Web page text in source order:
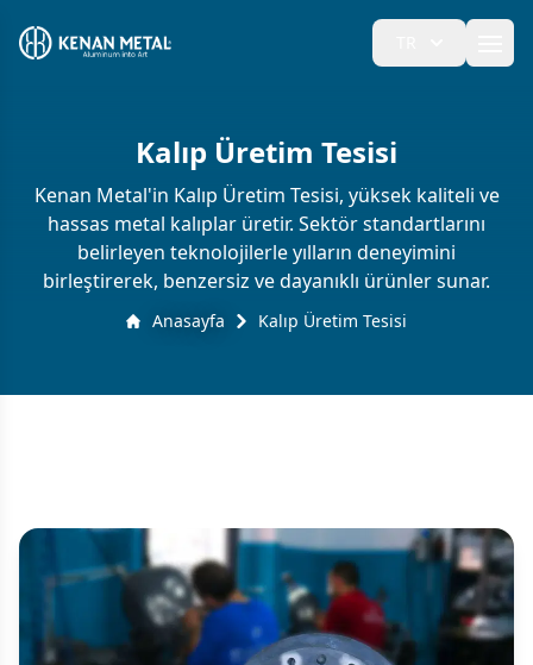
Kalıp Üretim Tesisi
Kenan Metal'in Kalıp Üretim Tesisi, yüksek kaliteli ve
hassas metal kalıplar üretir. Sektör standartlarını
belirleyen teknolojilerle yılların deneyimini
birleştirerek, benzersiz ve dayanıklı ürünler sunar.
Anasayfa Kalıp Üretim Tesisi